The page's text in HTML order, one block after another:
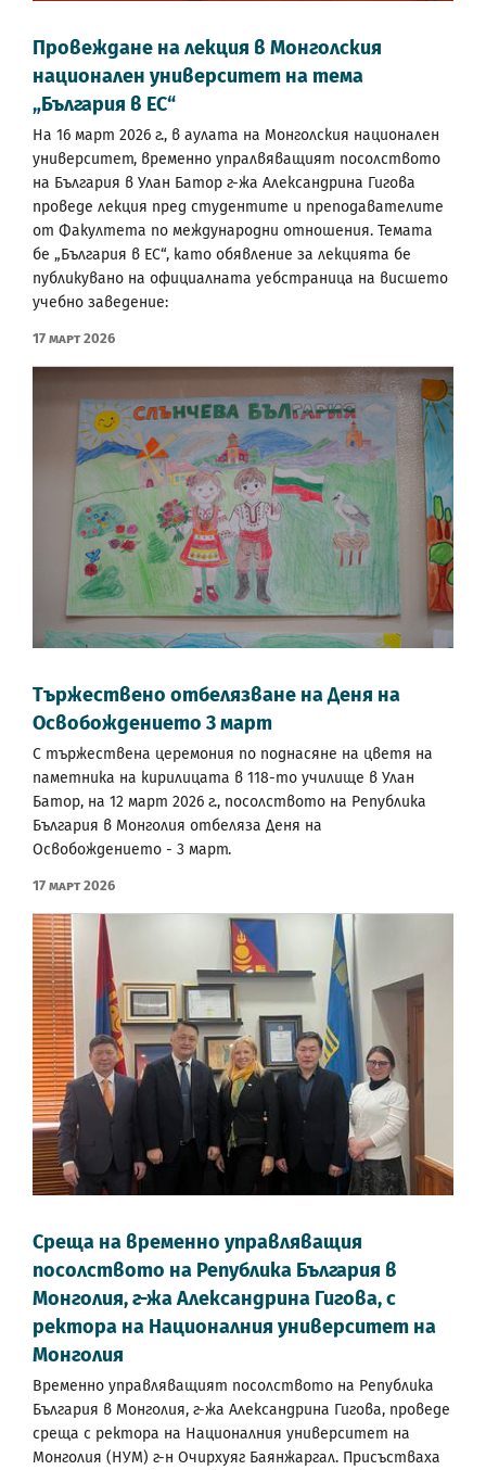
Провеждане на лекция в Монголския
национален университет на тема
„България в ЕС“
На 16 март 2026 г., в аулата на Монголския национален
университет, временно упралвяващият посолството
на България в Улан Батор г-жа Александрина Гигова
проведе лекция пред студентите и преподавателите
от Факултета по международни отношения. Темата
бе „България в ЕС“, като обявление за лекцията бе
публикувано на официалната уебстраница на висшето
учебно заведение:
17 Март 2026
Tържествено отбелязване на Деня на
Освобождението 3 март
С тържествена церемония по поднасяне на цветя на
паметника на кирилицата в 118-то училище в Улан
Батор, на 12 март 2026 г., посолството на Република
България в Монголия отбеляза Деня на
Освобождението - 3 март.
17 Март 2026
Среща на временно управляващия
посолството на Република България в
Монголия, г-жа Александрина Гигова, с
ректора на Националния университет на
Монголия
Временно управляващият посолството на Република
България в Монголия, г-жа Александрина Гигова, проведе
среща с ректора на Националния университет на
Монголия (НУМ) г-н Очирхуяг Баянжаргал. Присъстваха